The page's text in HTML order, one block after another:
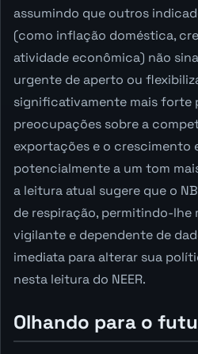
assumindo que outros
(como inflação doméstica,
atividade econômica) não
urgente de aperto ou
significativamente mais forte
preocupações sobre a
exportações e o crescimento
potencialmente a um tom
a leitura atual sugere que o
de respiração, permitindo-lhe
vigilante e dependente de
imediata para alterar sua
nesta leitura do NEER.
Olhando para o